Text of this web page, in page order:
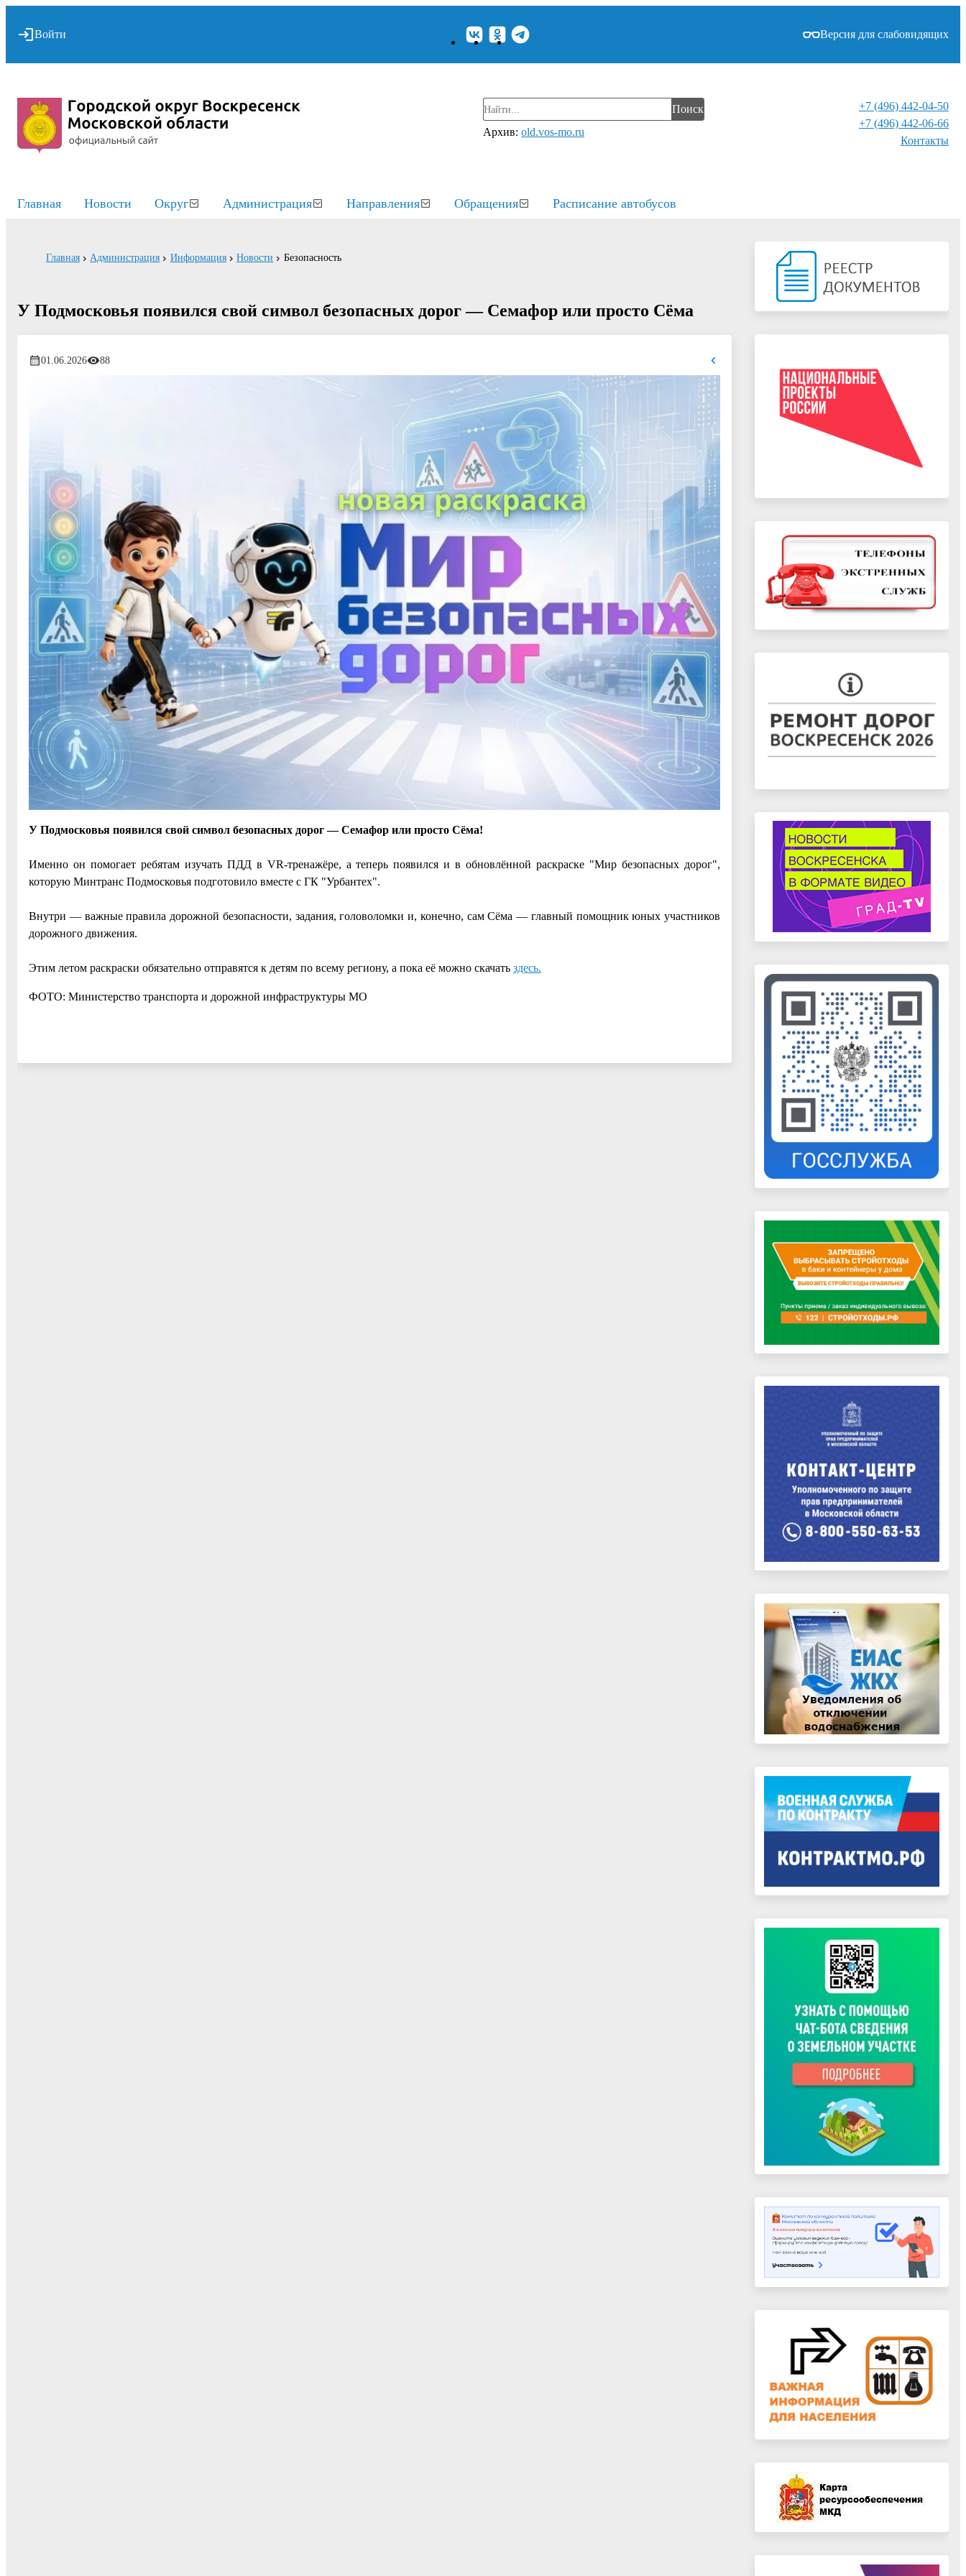
Войти Версия для слабовидящих
Поиск
Архив: old.vos-mo.ru
+7 (496) 442-04-50
+7 (496) 442-06-66
Контакты⁠
Главная Новости Округ Администрация Направления Обращения Расписание автобусов
Главная Администрация Информация Новости Безопасность
У Подмосковья появился свой символ безопасных дорог — Семафор или просто Сёма
01.06.2026 88
У Подмосковья появился свой символ безопасных дорог — Семафор или просто Сёма!
Именно он помогает ребятам изучать ПДД в VR-тренажёре, а теперь появился и в обновлённой раскраске "Мир безопасных дорог",
которую Минтранс Подмосковья подготовило вместе с ГК "Урбантех".
Внутри — важные правила дорожной безопасности, задания, головоломки и, конечно, сам Сёма — главный помощник юных участников
дорожного движения.
Этим летом раскраски обязательно отправятся к детям по всему региону, а пока её можно скачать здесь.
ФОТО: Министерство транспорта и дорожной инфраструктуры МО